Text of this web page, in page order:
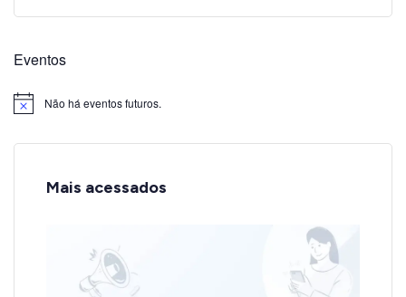
Eventos
Notice Não há eventos futuros.
Mais acessados